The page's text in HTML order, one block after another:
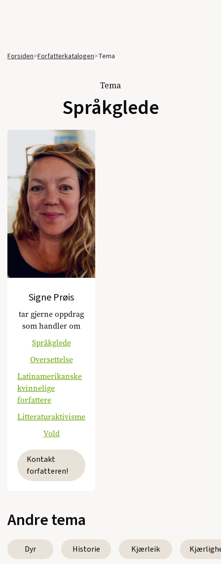
Forsiden>Forfatterkatalogen>Tema
Tema
Språkglede
Signe Prøis
tar gjerne oppdrag
som handler om
Språkglede
Oversettelse
Latinamerikanske
kvinnelige
forfattere
Litteraturaktivisme
Vold
Kontakt
forfatteren!
Andre tema
Dyr Historie Kjærleik